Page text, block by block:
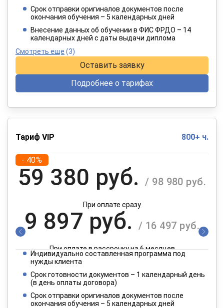
При оплате в рассрочку на 12 месяцев
Срок отправки оригиналов документов после
окончания обучения – 5 календарных дней
Внесение данных об обучении в ФИС ФРДО – 14
календарных дней с даты выдачи диплома
Смотреть еще (3)
Оставить заявку
Подробнее о тарифах
Тариф VIP 800+ ч.
- 40%
59 380 руб. / 98 980 руб.
При оплате сразу
9 897 руб. / 16 497 руб.
При оплате в рассрочку на 6 месяцев
4 949 руб. / 8 249 руб.
При оплате в рассрочку на 12 месяцев
Индивидуально составленная программа под
нужды клиента
Срок готовности документов – 1 календарный день
(в день оплаты договора)
Срок отправки оригиналов документов после
окончания обучения – 5 календарных дней